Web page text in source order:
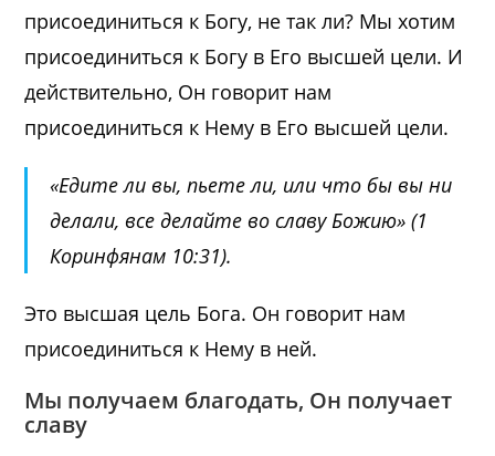
присоединиться к Богу, не так ли? Мы хотим
присоединиться к Богу в Его высшей цели. И
действительно, Он говорит нам
присоединиться к Нему в Его высшей цели.
«Едите ли вы, пьете ли, или что бы вы ни
делали, все делайте во славу Божию» (1
Коринфянам 10:31).
Это высшая цель Бога. Он говорит нам
присоединиться к Нему в ней.
Мы получаем благодать, Он получает
славу